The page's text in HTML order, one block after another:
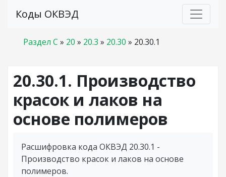
Коды ОКВЭД
Раздел C » 20 » 20.3 » 20.30 » 20.30.1
20.30.1. Производство
красок и лаков на
основе полимеров
Расшифровка кода ОКВЭД 20.30.1 -
Производство красок и лаков на основе
полимеров.